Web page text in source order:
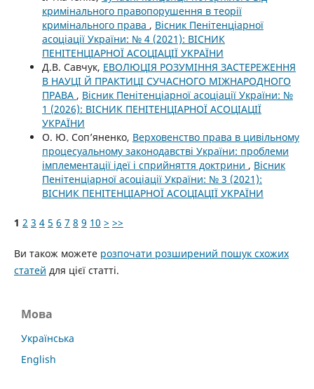
кримінального правопорушення в теорії
кримінального права , Вісник Пенітенціарної
асоціації України: № 4 (2021): ВІСНИК
ПЕНІТЕНЦІАРНОЇ АСОЦІАЦІЇ УКРАЇНИ
Д.В. Савчук, ЕВОЛЮЦІЯ РОЗУМІННЯ ЗАСТЕРЕЖЕННЯ
В НАУЦІ Й ПРАКТИЦІ СУЧАСНОГО МІЖНАРОДНОГО
ПРАВА , Вісник Пенітенціарної асоціації України: №
1 (2026): ВІСНИК ПЕНІТЕНЦІАРНОЇ АСОЦІАЦІЇ
УКРАЇНИ
О. Ю. Соп’яненко, Верховенство права в цивільному
процесуальному законодавстві України: проблеми
імплементації ідеї і сприйняття доктрини , Вісник
Пенітенціарної асоціації України: № 3 (2021):
ВІСНИК ПЕНІТЕНЦІАРНОЇ АСОЦІАЦІЇ УКРАЇНИ
1 2 3 4 5 6 7 8 9 10 > >>
Ви також можете розпочати розширений пошук схожих
статей для цієї статті.
Мова
Українська
English